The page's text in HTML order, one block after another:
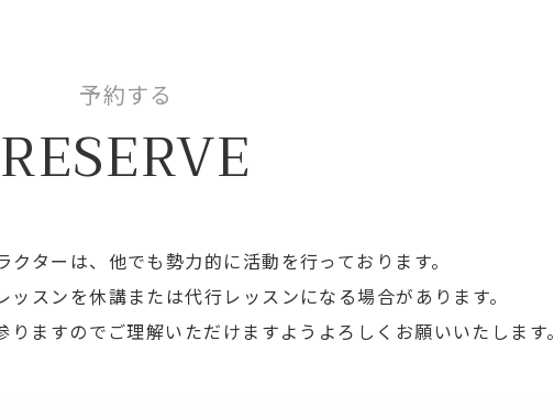
予約する
RESERVE
ターは、他でも勢力的に活動を行っております。
スンを休講または代行レッスンになる場合があります。
ますのでご理解いただけますようよろしくお願いいたします。